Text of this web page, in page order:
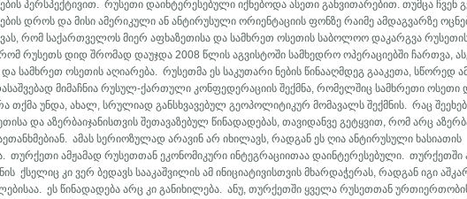
პერსპექტივით. რუსეთი დაინტერესებული იქნებოდა ასეთი განვითარებით. თუმცა ჩვენ
დროს და მისი ამერიკული ან ანტირუსული ორიენტაციის ფონზე რაიმე ამდაგვარზე
რომ საქართველოს მიერ აფხაზეთისა და სამხრეთ ოსეთის საბოლოო დაკარგვა რუსეთის
რუსეთს დიდ შრომად დაუჯდა 2008 წლის აგვისტოში სამხედრო ოპერაციებში ჩართვა,
და სამხრეთ ოსეთის აღიარება. რუსეთმა ეს საკუთარი ნების წინააღმდეგ გააკეთა, სწორედ
მიმაჩნია რუსულ-ქართული კონფედერაციის შექმნა, რომელშიც სამხრეთი ოსეთი
თქმა უნდა, ახალ, სრულიად განსხვავებულ გეოპოლიტიკურ მომავალს შექმნის. რაც
და აზერბაიჯანისთვის შეთავაზებულ წინადადებას, თავიდანვე გეტყვით, რომ არც
ამას სერიოზულად არავინ არ იხილავს, რადგან ეს ღია ანტირუსული ხასიათის
თურქეთი ამჟამად რუსეთთან ეკონომიკური ინტეგრაციითაა დაინტერესებული.
ქსელიც კი ვერ ბედავს სააკაშვილის ამ ინიციატივისთვის მხარდაჭერას, რადგან იგი
ეს წინადადება არც კი განიხილება. ანუ, თურქეთში ყველა რუსეთთან